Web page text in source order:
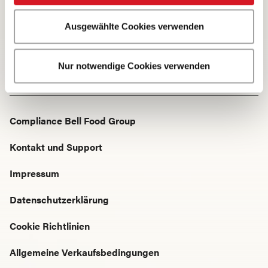
Ausgewählte Cookies verwenden
Nur notwendige Cookies verwenden
Startseite
Produkte · Alle Produkte
Cevapcici Jalapeño & Cheddar
Compliance Bell Food Group
Kontakt und Support
Impressum
Datenschutzerklärung
Cookie Richtlinien
Allgemeine Verkaufsbedingungen